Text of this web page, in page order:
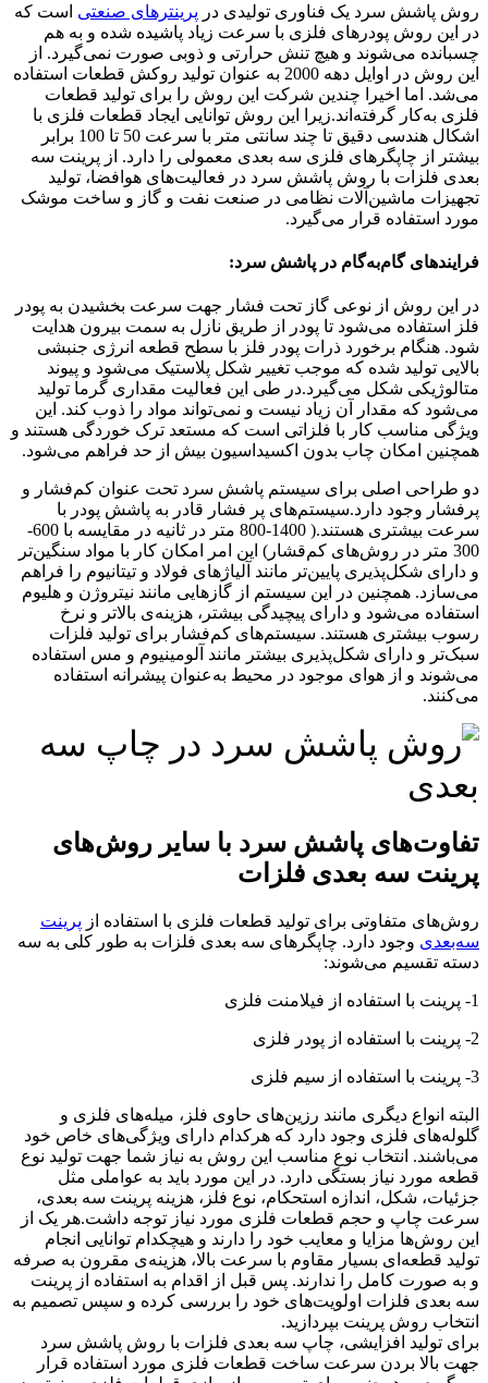
روش پاشش سرد یک فناوری تولیدی در پرینترهای صنعتی است که
در این روش پودرهای فلزی با سرعت زیاد پاشیده شده و به هم
چسبانده می‌شوند و هیچ تنش حرارتی و ذوبی صورت نمی‌گیرد. از
این روش در اوایل دهه 2000 به عنوان تولید روکش قطعات استفاده
می‌شد. اما اخیرا چندین شرکت این روش را برای تولید قطعات
فلزی به‌کار گرفته‌اند.زیرا این روش توانایی ایجاد قطعات فلزی با
اشکال هندسی دقیق تا چند سانتی متر با سرعت 50 تا 100 برابر
بیشتر از چاپگرهای فلزی سه بعدی معمولی را دارد. از پرینت سه
بعدی فلزات با روش پاشش سرد در فعالیت‌های هوافضا، تولید
تجهیزات ماشین‌آلات نظامی در صنعت نفت و گاز و ساخت موشک
مورد استفاده قرار می‌گیرد.
فرایندهای گام‌به‌گام در پاشش سرد:
در این روش از نوعی گاز تحت فشار جهت سرعت بخشیدن به پودر
فلز استفاده می‌شود تا پودر از طریق نازل به سمت بیرون هدایت
شود. هنگام برخورد ذرات پودر فلز با سطح قطعه انرژی جنبشی
بالایی تولید شده که موجب تغییر شکل پلاستیک می‌شود و پیوند
متالوژیکی شکل می‌گیرد.در طی این فعالیت مقداری گرما تولید
می‌شود که مقدار آن زیاد نیست و نمی‌تواند مواد را ذوب کند. این
ویژگی مناسب کار با فلزاتی است که مستعد ترک خوردگی هستند و
همچنین امکان چاب بدون اکسیداسیون بیش از حد فراهم می‌شود.
دو طراحی اصلی برای سیستم پاشش سرد تحت عنوان کم‌فشار و
پرفشار وجود دارد.سیستم‌های پر فشار قادر به پاشش پودر با
سرعت بیشتری هستند.( 1400-800 متر در ثانیه در مقایسه با 600-
300 متر در روش‌های کم‌قشار) این امر امکان کار با مواد سنگین‌تر
و دارای شکل‌پذیری پایین‌تر مانند آلیاژهای فولاد و تیتانیوم را فراهم
می‌سازد. همچنین در این سیستم‌ از گازهایی مانند نیتروژن و هلیوم
استفاده می‌شود و دارای پیچیدگی بیشتر، هزینه‌ی بالاتر و نرخ
رسوب بیشتری هستند. سیستم‌های کم‌فشار برای تولید فلزات
سبک‌تر و دارای شکل‌پذیری بیشتر مانند آلومینیوم و مس استفاده
می‌شوند و از هوای موجود در محیط به‌عنوان پیشرانه استفاده
می‌کنند.
تفاوت‌های پاشش سرد با سایر روش‌های
پرینت سه بعدی فلزات
روش‌های متفاوتی برای تولید قطعات فلزی با استفاده از پرینت
سه‌بعدی وجود دارد. چاپگرهای سه بعدی فلزات به طور کلی به سه
دسته تقسیم می‌شوند:
1- پرینت با استفاده از فیلامنت فلزی
2- پرینت با استفاده از پودر فلزی
3- پرینت با استفاده از سیم فلزی
البته انواع دیگری مانند رزین‌های حاوی فلز، میله‌های فلزی و
گلوله‌های فلزی وجود دارد که هرکدام دارای ویژگی‌های خاص خود
می‌باشند. انتخاب نوع مناسب این روش به نیاز شما جهت تولید نوع
قطعه‌ مورد نیاز بستگی دارد. در این مورد باید به عواملی مثل
جزئیات، شکل، اندازه استحکام، نوع فلز، هزینه پرینت سه بعدی،
سرعت چاپ و حجم قطعات فلزی مورد نیاز توجه داشت.هر یک از
این روش‌ها مزایا و معایب خود را دارند و هیچکدام توانایی انجام
تولید قطعه‌ای بسیار مقاوم با سرعت بالا، هزینه‌ی مقرون به صرفه
و به صورت کامل را ندارند. پس قبل از اقدام به استفاده از پرینت
سه بعدی فلزات اولویت‌های خود را بررسی کرده و سپس تصمیم به
انتخاب روش پرینت بپردازید.
برای تولید افزایشی، چاپ سه‌ بعدی فلزات با روش پاشش سرد
جهت بالا بردن سرعت ساخت قطعات فلزی مورد استفاده قرار